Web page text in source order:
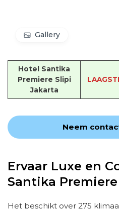
Gallery
Hotel Santika
Premiere Slipi
Jakarta
Neem
Ervaar Luxe en
Santika
Het beschikt over 275